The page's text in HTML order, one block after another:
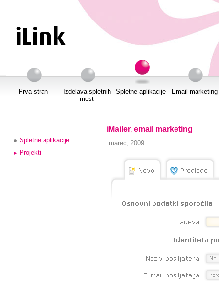
Prva stran
Izdelava spletnih
mest
Spletne aplikacije Email marketing
Spletne aplikacije
Projekti
iMailer, email marketing
marec, 2009